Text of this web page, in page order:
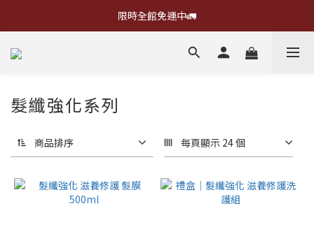
限時全館免運中🚛
髮纖強化系列
商品排序 每頁顯示 24 個